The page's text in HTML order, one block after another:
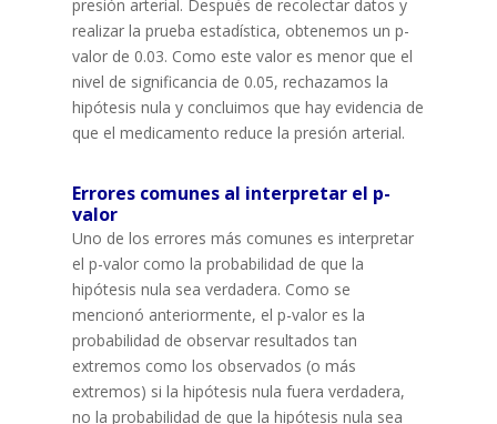
presión arterial. Después de recolectar datos y
realizar la prueba estadística, obtenemos un p-
valor de 0.03. Como este valor es menor que el
nivel de significancia de 0.05, rechazamos la
hipótesis nula y concluimos que hay evidencia de
que el medicamento reduce la presión arterial.
Errores comunes al interpretar el p-
valor
Uno de los errores más comunes es interpretar
el p-valor como la probabilidad de que la
hipótesis nula sea verdadera. Como se
mencionó anteriormente, el p-valor es la
probabilidad de observar resultados tan
extremos como los observados (o más
extremos) si la hipótesis nula fuera verdadera,
no la probabilidad de que la hipótesis nula sea